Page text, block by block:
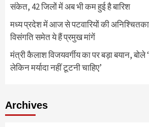
संकेत, 42 जिलों में अब भी कम हुई है बारिश
मध्य प्रदेश में आज से पटवारियों की
विसंगति समेत ये हैं प्रमुख मांगें
मंत्री कैलाश विजयवर्गीय का पर बड़ा बयान,
लेकिन मर्यादा नहीं टूटनी चाहिए’
Archives